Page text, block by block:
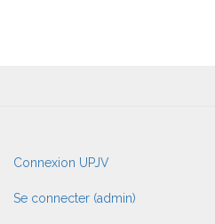
User
account
menu
Connexion UPJV
Se connecter (admin)